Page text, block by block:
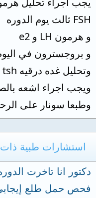
FSH ثالث يوم الدوره
و هرمون LH و e2
و بروجسترون في
وتحليل غده درقيه tsh
ويجب اجراء اشعه
وطبعا سونار على
استشارات طبية
دكتور انا تاخرت
فحص حمل طلع